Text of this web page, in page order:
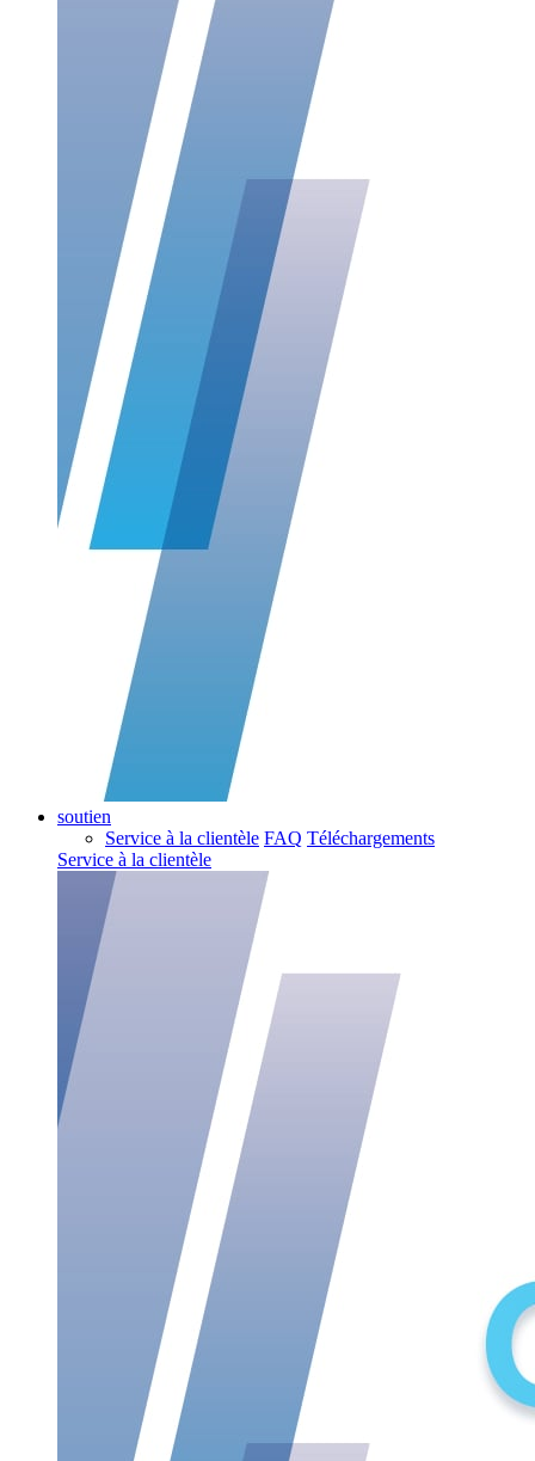
soutien
Service à la clientèle FAQ Téléchargements
Service à la clientèle